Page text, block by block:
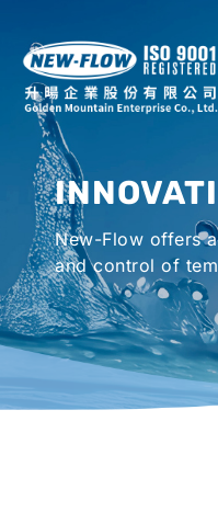
New-Flow offers
and control of